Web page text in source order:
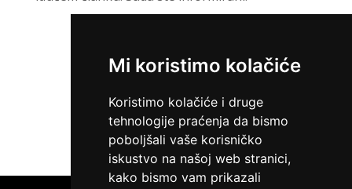
Mi koristimo kolačiće
Koristimo kolačiće i druge
tehnologije praćenja da bismo
poboljšali vaše korisničko
iskustvo na našoj web stranici,
kako bismo vam prikazali
ZATRAŽI KREDIT